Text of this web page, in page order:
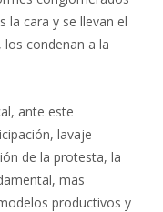
la cara y se llevan el
condenan a la
ante este
lavaje
de la protesta, la
mas
productivos y